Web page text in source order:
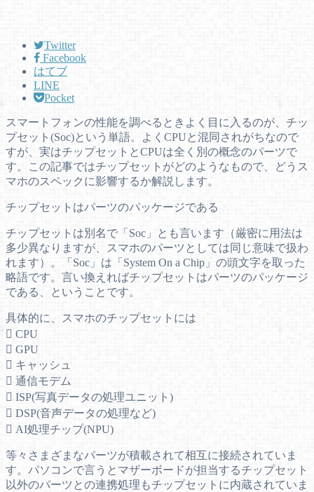
Twitter
Facebook
はてブ
LINE
Pocket
スマートフォンの性能を調べるときよく目に入るのが、チッ
プセット(Soc)という単語。よくCPUと混同されがちなので
すが、実はチップセットとCPUは全く別の概念のパーツで
す。この記事ではチップセットがどのようなもので、どうス
マホのスペックに影響するか解説します。
チップセットはパーツのパッケージである
チップセットは別名で「Soc」とも言います（厳密に用法は
多少異なりますが、スマホのパーツとしては同じ意味で扱わ
れます）。「Soc」は「System On a Chip」の頭文字を取った
略語です。言い換えればチップセットはパーツのパッケージ
である、ということです。
具体的に、スマホのチップセットには
 CPU
 GPU
 キャッシュ
 通信モデム
 ISP(写真データの処理ユニット)
 DSP(音声データの処理など)
 AI処理チップ(NPU)
等々さまざまなパーツが積載されて相互に接続されていま
す。パソコンで言うとマザーボードが担当するチップセット
以外のパーツとの連携処理もチップセットに内蔵されていま